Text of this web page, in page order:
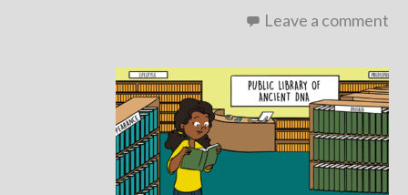
Leave a comment